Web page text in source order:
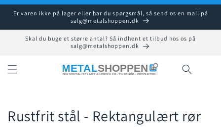
Gå til
indhold
Er varen ikke på lager eller har du spørgsmål, så send os en mail på
salg@metalshoppen.dk
Skal du buge et større antal? Så indhent et tilbud hos os på
salg@metalshoppen.dk
K
Rustfrit stål - Rektangulært rør